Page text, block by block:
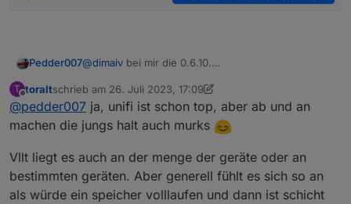
Pedder007@dimaiv bei mir die 0.6.10.
geht. Habe da auch deutlich über 100 Devices
dranhängen und lege in einem 4 Personen
Haushalt Wert auf einen möglichst ausfallsicheren
Betrieb, da es sonst immer direkt Kritik der Nutzer
hagelt 😉, bzw. das Haus auch möglichst autark
funktionieren soll, um unabhängiger von den
Nachbarn zu sein.
@ toraltwarum soll das an Unifi liegen? Also seit ich
T
Offline
toraltschrieb am 26. Juli 2023, 17:09
zuletzt editiert von toralt
@pedder007 ja, unifi ist schon top, aber ab und an
machen die jungs halt auch murks
Vllt liegt es auch an der menge der geräte oder an
bestimmten geräten. Aber generell fühlt es sich so an
als würde ein speicher volllaufen und dann ist schicht